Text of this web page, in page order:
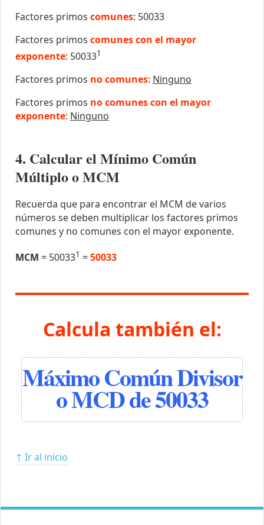
Factores primos comunes: 50033
Factores primos comunes con el mayor
exponente: 500331
Factores primos no comunes: Ninguno
Factores primos no comunes con el mayor
exponente: Ninguno
4. Calcular el Mínimo Común
Múltiplo o MCM
Recuerda que para encontrar el MCM de varios
números se deben multiplicar los factores primos
comunes y no comunes con el mayor exponente.
MCM = 500331 =50033
Calcula también el:
Máximo Común Divisor
o MCD de 50033
↑ Ir al inicio